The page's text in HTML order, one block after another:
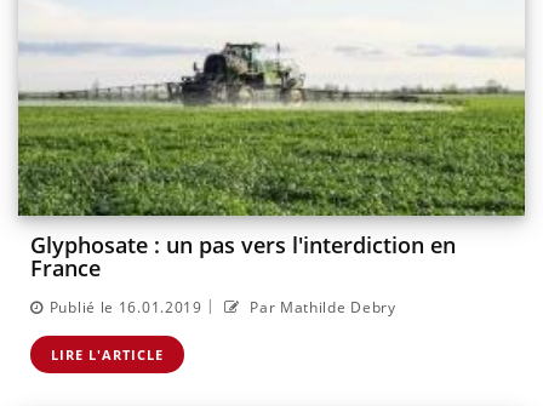
Glyphosate : un pas vers l'interdiction en
France
Publié le 16.01.2019 | Par Mathilde Debry
LIRE L'ARTICLE